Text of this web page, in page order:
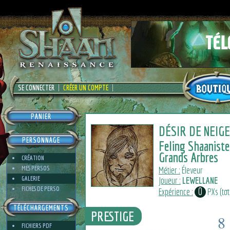
SE CONNECTER CRÉER UN COMPTE
PANIER
PERSONNAGE
CRÉATION
MES PERSOS
GALERIE
FICHES DE PERSO
TÉLÉCHARGEMENTS
FICHIERS PDF
DÉSIR DE NEIGE
Feling
Grands Arbres
Métier : Éleveur
Joueur : LEWELLANE
Expérience : 0 PXs
8
PRESTIGE